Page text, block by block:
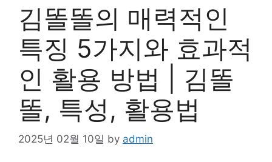
김똘똘의 매력적인
특징 5가지와 효과적
인 활용 방법 | 김똘
똘, 특성, 활용법
2025년 02월 10일 by admin